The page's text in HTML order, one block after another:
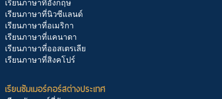
เรียนภาษาที่อังกฤษ
เรียนภาษาที่นิวซีแลนด์
เรียนภาษาที่อเมริกา
เรียนภาษาที่แคนาดา
เรียนภาษาที่ออสเตรเลีย
เรียนภาษาที่สิงคโปร์
เรียนซัมเมอร์คอร์สต่างประเทศ